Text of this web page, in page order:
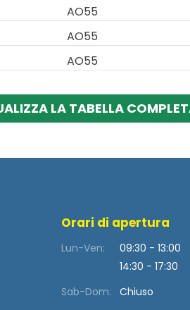
AO55
AO55
AO55
LA TABELLA
Orari di apertura
Lun-Ven:
09:30 - 13:00
14:30 - 17:30
Sab-Dom:
Chiuso